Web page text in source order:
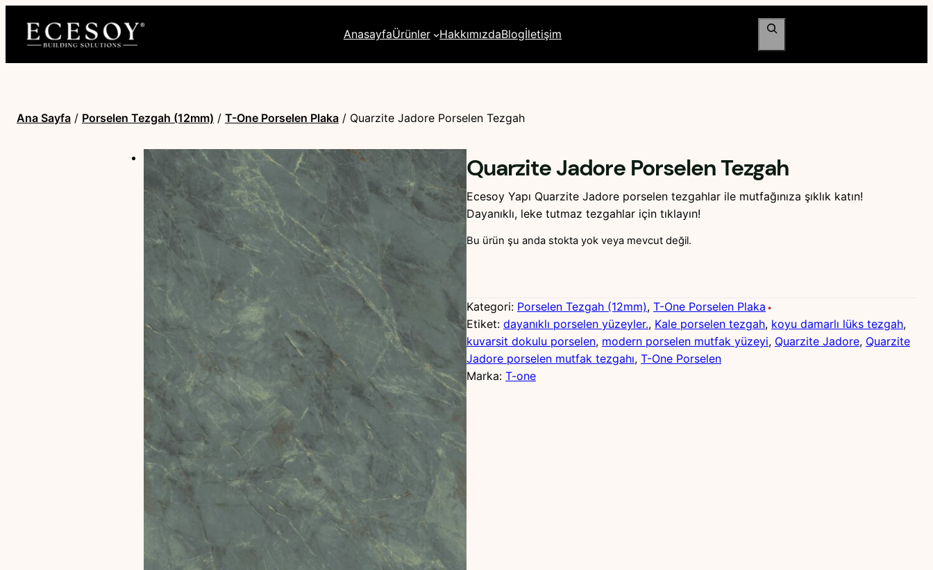
AnasayfaÜrünler HakkımızdaBlogİletişim
Ara
Ana Sayfa / Porselen Tezgah (12mm) / T-One Porselen Plaka / Quarzite Jadore Porselen Tezgah
Quarzite Jadore Porselen Tezgah
Ecesoy Yapı Quarzite Jadore porselen tezgahlar ile mutfağınıza şıklık katın!
Dayanıklı, leke tutmaz tezgahlar için tıklayın!
Bu ürün şu anda stokta yok veya mevcut değil.
Kategori: Porselen Tezgah (12mm), T-One Porselen Plaka
Etiket: dayanıklı porselen yüzeyler., Kale porselen tezgah, koyu damarlı lüks tezgah
kuvarsit dokulu porselen, modern porselen mutfak yüzeyi, Quarzite Jadore, Quarzite
Jadore porselen mutfak tezgahı, T-One Porselen
Marka: T-one